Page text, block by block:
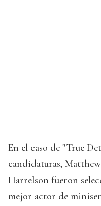
En el caso de "True
candidaturas,
Harrelson fueron
mejor actor de